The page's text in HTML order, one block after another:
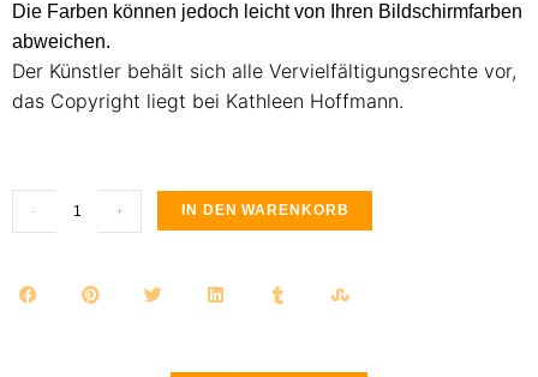
Die Farben können jedoch leicht von Ihren Bildschirmfarben
abweichen.
Der Künstler behält sich alle Vervielfältigungsrechte vor,
das Copyright liegt bei Kathleen Hoffmann.
- + IN DEN WARENKORB